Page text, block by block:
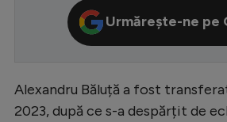
CM 2026
Premier League
Serie A
Urmărește-ne pe
Alexandru Băluță a fost
2023, după ce s-a despărțit de